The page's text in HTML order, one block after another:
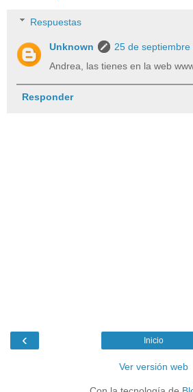
Respuestas
Unknown
25 de
Andrea, las tienes en la web
Responder
‹ Inicio
Ver versión web